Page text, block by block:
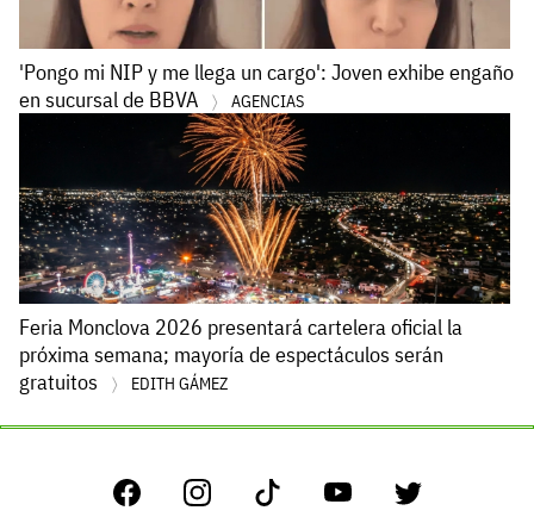
'Pongo mi NIP y me llega un cargo': Joven exhibe engaño
en sucursal de BBVA
AGENCIAS
Feria Monclova 2026 presentará cartelera oficial la
próxima semana; mayoría de espectáculos serán
gratuitos
EDITH GÁMEZ